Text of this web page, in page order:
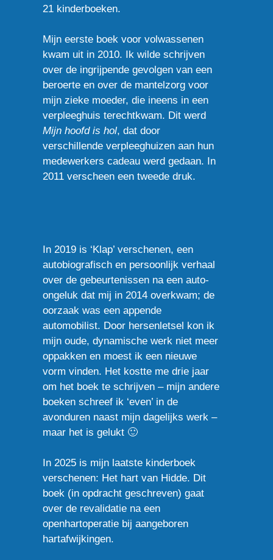
21 kinderboeken.
Mijn eerste boek voor volwassenen
kwam uit in 2010. Ik wilde schrijven
over de ingrijpende gevolgen van een
beroerte en over de mantelzorg voor
mijn zieke moeder, die ineens in een
verpleeghuis terechtkwam. Dit werd
Mijn hoofd is hol, dat door
verschillende verpleeghuizen aan hun
medewerkers cadeau werd gedaan. In
2011 verscheen een tweede druk.
In 2019 is ‘Klap’ verschenen, een
autobiografisch en persoonlijk verhaal
over de gebeurtenissen na een auto-
ongeluk dat mij in 2014 overkwam; de
oorzaak was een appende
automobilist. Door hersenletsel kon ik
mijn oude, dynamische werk niet meer
oppakken en moest ik een nieuwe
vorm vinden. Het kostte me drie jaar
om het boek te schrijven – mijn andere
boeken schreef ik ‘even’ in de
avonduren naast mijn dagelijks werk –
maar het is gelukt 🙂
In 2025 is mijn laatste kinderboek
verschenen: Het hart van Hidde. Dit
boek (in opdracht geschreven) gaat
over de revalidatie na een
openhartoperatie bij aangeboren
hartafwijkingen.